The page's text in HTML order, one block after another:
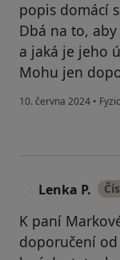
popis domácí
Dbá na to,
a jaká je jeho
Mohu jen
10. června 2024 •
Lenka P.
K paní
doporučení od